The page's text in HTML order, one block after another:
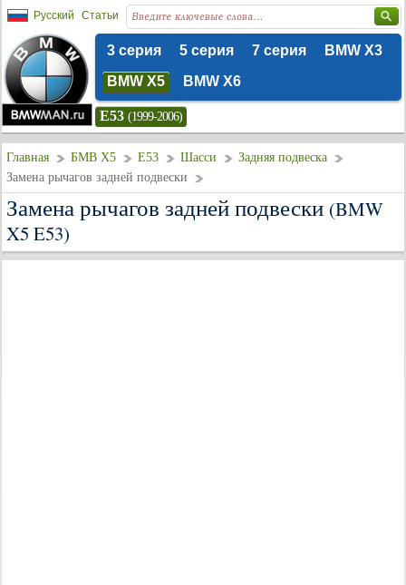
Русский Статьи
3 серия 5 серия 7 серия
BMW X3
BMW X5
BMW X6
E53 (1999-2006)
Главная БМВ Х5 E53 Шасси
Задняя подвеска
Замена рычагов задней подвески
Замена рычагов задней подвески (BMW
X5 E53)